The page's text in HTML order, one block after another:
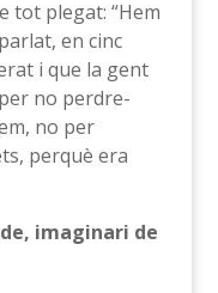
tot plegat: “Hem
en cinc
i que la gent
no perdre-
no per
perquè era
imaginari de